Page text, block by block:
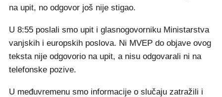
na upit, no odgovor još nije stigao.
U 8:55 poslali smo upit i glasnogovorniku Ministarstva
vanjskih i europskih poslova. Ni MVEP do objave ovog
teksta nije odgovorio na upit, a nisu odgovarali ni na
telefonske pozive.
U međuvremenu smo informacije o slučaju zatražili i